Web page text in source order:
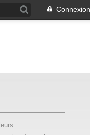
Connexion